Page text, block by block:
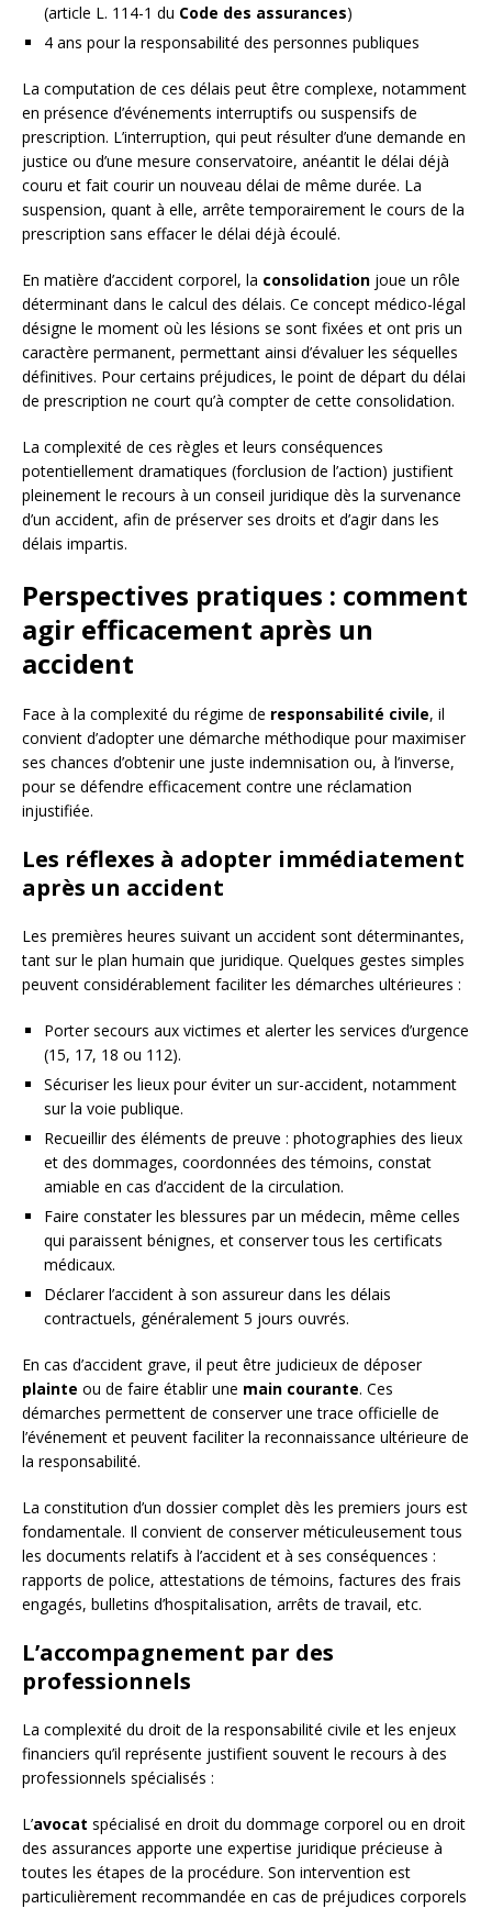
(article L. 114-1 du Code des assurances)
4 ans pour la responsabilité des personnes publiques
La computation de ces délais peut être complexe, notamment
en présence d’événements interruptifs ou suspensifs de
prescription. L’interruption, qui peut résulter d’une demande en
justice ou d’une mesure conservatoire, anéantit le délai déjà
couru et fait courir un nouveau délai de même durée. La
suspension, quant à elle, arrête temporairement le cours de la
prescription sans effacer le délai déjà écoulé.
En matière d’accident corporel, la consolidation joue un rôle
déterminant dans le calcul des délais. Ce concept médico-légal
désigne le moment où les lésions se sont fixées et ont pris un
caractère permanent, permettant ainsi d’évaluer les séquelles
définitives. Pour certains préjudices, le point de départ du délai
de prescription ne court qu’à compter de cette consolidation.
La complexité de ces règles et leurs conséquences
potentiellement dramatiques (forclusion de l’action) justifient
pleinement le recours à un conseil juridique dès la survenance
d’un accident, afin de préserver ses droits et d’agir dans les
délais impartis.
Perspectives pratiques : comment
agir efficacement après un
accident
Face à la complexité du régime de responsabilité civile, il
convient d’adopter une démarche méthodique pour maximiser
ses chances d’obtenir une juste indemnisation ou, à l’inverse,
pour se défendre efficacement contre une réclamation
injustifiée.
Les réflexes à adopter immédiatement
après un accident
Les premières heures suivant un accident sont déterminantes,
tant sur le plan humain que juridique. Quelques gestes simples
peuvent considérablement faciliter les démarches ultérieures :
Porter secours aux victimes et alerter les services d’urgence
(15, 17, 18 ou 112).
Sécuriser les lieux pour éviter un sur-accident, notamment
sur la voie publique.
Recueillir des éléments de preuve : photographies des lieux
et des dommages, coordonnées des témoins, constat
amiable en cas d’accident de la circulation.
Faire constater les blessures par un médecin, même celles
qui paraissent bénignes, et conserver tous les certificats
médicaux.
Déclarer l’accident à son assureur dans les délais
contractuels, généralement 5 jours ouvrés.
En cas d’accident grave, il peut être judicieux de déposer
plainte ou de faire établir une main courante. Ces
démarches permettent de conserver une trace officielle de
l’événement et peuvent faciliter la reconnaissance ultérieure de
la responsabilité.
La constitution d’un dossier complet dès les premiers jours est
fondamentale. Il convient de conserver méticuleusement tous
les documents relatifs à l’accident et à ses conséquences :
rapports de police, attestations de témoins, factures des frais
engagés, bulletins d’hospitalisation, arrêts de travail, etc.
L’accompagnement par des
professionnels
La complexité du droit de la responsabilité civile et les enjeux
financiers qu’il représente justifient souvent le recours à des
professionnels spécialisés :
L’avocat spécialisé en droit du dommage corporel ou en droit
des assurances apporte une expertise juridique précieuse à
toutes les étapes de la procédure. Son intervention est
particulièrement recommandée en cas de préjudices corporels